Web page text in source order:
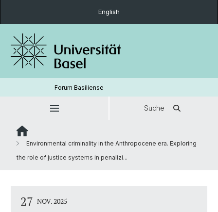
English
Forum Basiliense
Suche
Environmental criminality in the Anthropocene era. Exploring
the role of justice systems in penalizi...
27 NOV. 2025